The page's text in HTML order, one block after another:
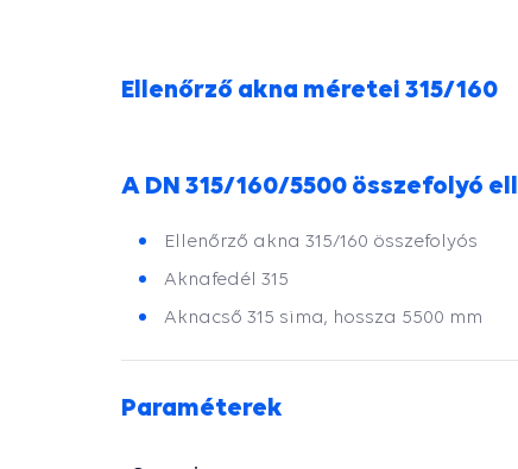
Ellenőrző akna méretei 315/160
A DN 315/160/5500 összefolyó
Ellenőrző akna 315/160 összefolyós
Aknafedél 315
Aknacső 315 sima, hossza 5500 mm
Paraméterek